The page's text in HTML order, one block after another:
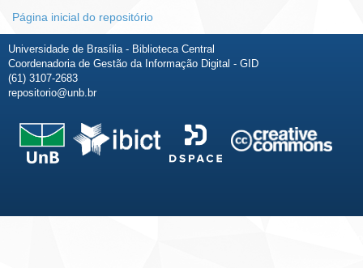
Página inicial do repositório
Universidade de Brasília - Biblioteca Central
Coordenadoria de Gestão da Informação Digital - GID
(61) 3107-2683
repositorio@unb.br